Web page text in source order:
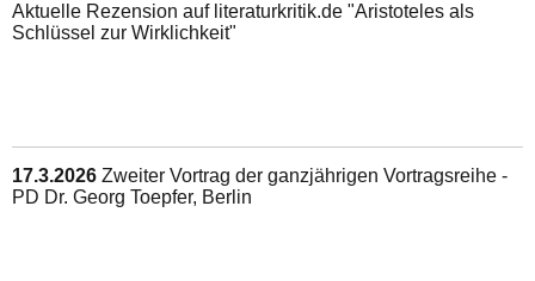
Aktuelle Rezension auf literaturkritik.de "Aristoteles als
Schlüssel zur Wirklichkeit"
17.3.2026 Zweiter Vortrag der ganzjährigen Vortragsreihe -
PD Dr. Georg Toepfer, Berlin